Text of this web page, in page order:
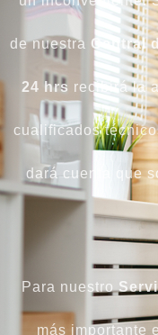
de nuestra Central
24 hrs recibirá la
cualificados
dará cuenta que
Para nuestro
más importante